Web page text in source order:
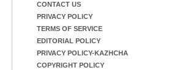
CONTACT US
PRIVACY POLICY
TERMS OF SERVICE
EDITORIAL POLICY
PRIVACY POLICY-KAZHCHA
COPYRIGHT POLICY